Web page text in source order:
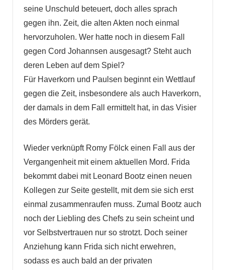
seine Unschuld beteuert, doch alles sprach
gegen ihn. Zeit, die alten Akten noch einmal
hervorzuholen. Wer hatte noch in diesem Fall
gegen Cord Johannsen ausgesagt? Steht auch
deren Leben auf dem Spiel?
Für Haverkorn und Paulsen beginnt ein Wettlauf
gegen die Zeit, insbesondere als auch Haverkorn,
der damals in dem Fall ermittelt hat, in das Visier
des Mörders gerät.
Wieder verknüpft Romy Fölck einen Fall aus der
Vergangenheit mit einem aktuellen Mord. Frida
bekommt dabei mit Leonard Bootz einen neuen
Kollegen zur Seite gestellt, mit dem sie sich erst
einmal zusammenraufen muss. Zumal Bootz auch
noch der Liebling des Chefs zu sein scheint und
vor Selbstvertrauen nur so strotzt. Doch seiner
Anziehung kann Frida sich nicht erwehren,
sodass es auch bald an der privaten